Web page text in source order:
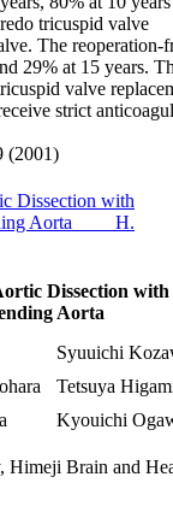
tricuspid valve
The reoperation-
29% at 15 years.
valve
strict
(2001)
Dissection with
Aorta H.
Dissection with
Aorta
Himeji Brain and
Syuuichi
Tetsuya
Kyouichi